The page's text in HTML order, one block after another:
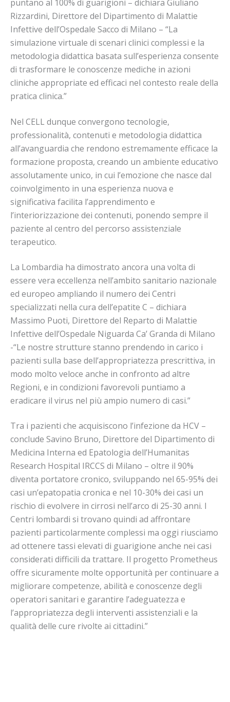
puntano al 100% di guarigioni – dichiara Giuliano
Rizzardini, Direttore del Dipartimento di Malattie
Infettive dell’Ospedale Sacco di Milano – “La
simulazione virtuale di scenari clinici complessi e la
metodologia didattica basata sull’esperienza consente
di trasformare le conoscenze mediche in azioni
cliniche appropriate ed efficaci nel contesto reale della
pratica clinica.”
Nel CELL dunque convergono tecnologie,
professionalità, contenuti e metodologia didattica
all’avanguardia che rendono estremamente efficace la
formazione proposta, creando un ambiente educativo
assolutamente unico, in cui l’emozione che nasce dal
coinvolgimento in una esperienza nuova e
significativa facilita l’apprendimento e
l’interiorizzazione dei contenuti, ponendo sempre il
paziente al centro del percorso assistenziale
terapeutico.
La Lombardia ha dimostrato ancora una volta di
essere vera eccellenza nell’ambito sanitario nazionale
ed europeo ampliando il numero dei Centri
specializzati nella cura dell’epatite C – dichiara
Massimo Puoti, Direttore del Reparto di Malattie
Infettive dell’Ospedale Niguarda Ca’ Granda di Milano
-“Le nostre strutture stanno prendendo in carico i
pazienti sulla base dell’appropriatezza prescrittiva, in
modo molto veloce anche in confronto ad altre
Regioni, e in condizioni favorevoli puntiamo a
eradicare il virus nel più ampio numero di casi.”
Tra i pazienti che acquisiscono l’infezione da HCV –
conclude Savino Bruno, Direttore del Dipartimento di
Medicina Interna ed Epatologia dell’Humanitas
Research Hospital IRCCS di Milano – oltre il 90%
diventa portatore cronico, sviluppando nel 65-95% dei
casi un’epatopatia cronica e nel 10-30% dei casi un
rischio di evolvere in cirrosi nell’arco di 25-30 anni. I
Centri lombardi si trovano quindi ad affrontare
pazienti particolarmente complessi ma oggi riusciamo
ad ottenere tassi elevati di guarigione anche nei casi
considerati difficili da trattare. Il progetto Prometheus
offre sicuramente molte opportunità per continuare a
migliorare competenze, abilità e conoscenze degli
operatori sanitari e garantire l’adeguatezza e
l’appropriatezza degli interventi assistenziali e la
qualità delle cure rivolte ai cittadini.”